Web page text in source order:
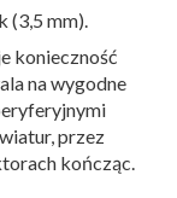
(3,5 mm).
konieczność
na wygodne
przez
kończąc.